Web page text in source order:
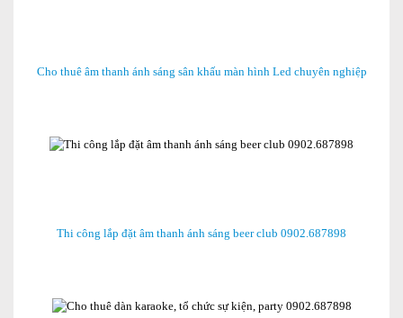
Cho thuê âm thanh ánh sáng sân khấu màn hình Led chuyên nghiệp
Thi công lắp đặt âm thanh ánh sáng beer club 0902.687898